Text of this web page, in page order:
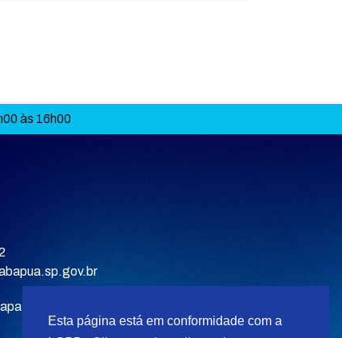
Esta página está em conformidade com a
às 16h00
do site